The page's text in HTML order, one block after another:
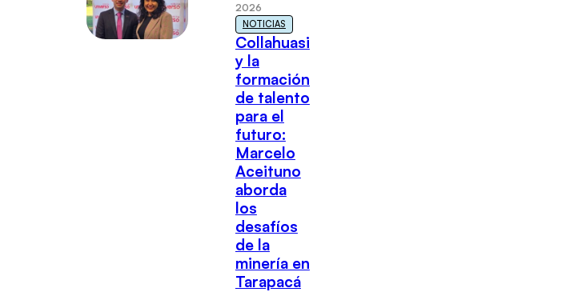
2026
NOTICIAS
Collahuasi
y la
formación
de talento
para el
futuro:
Marcelo
Aceituno
aborda
los
desafíos
de la
minería en
Tarapacá